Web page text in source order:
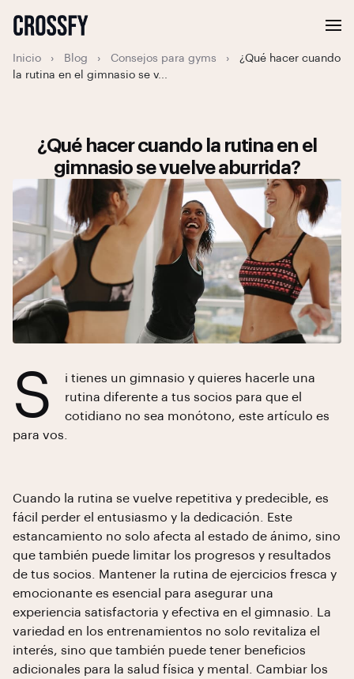
Inicio › Blog › Consejos para gyms ›
¿Qué hacer cuando
la rutina en el gimnasio se v...
¿Qué hacer cuando la rutina en el
gimnasio se vuelve aburrida?
S
i tienes un gimnasio y quieres hacerle una
rutina diferente a tus socios para que el
cotidiano no sea monótono, este artículo es
para vos.
Cuando la rutina se vuelve repetitiva y predecible, es
fácil perder el entusiasmo y la dedicación. Este
estancamiento no solo afecta al estado de ánimo, sino
que también puede limitar los progresos y resultados
de tus socios. Mantener la rutina de ejercicios fresca y
emocionante es esencial para asegurar una
experiencia satisfactoria y efectiva en el gimnasio. La
variedad en los entrenamientos no solo revitaliza el
interés, sino que también puede tener beneficios
adicionales para la salud física y mental. Cambiar los